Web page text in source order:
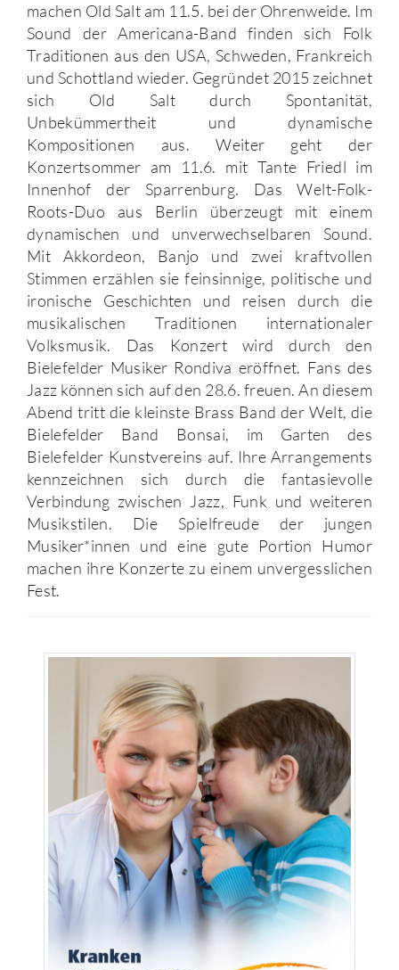
machen Old Salt am 11.5. bei der Ohrenweide. Im
Sound der Americana-Band finden sich Folk
Traditionen aus den USA, Schweden, Frankreich
und Schottland wieder. Gegründet 2015 zeichnet
sich Old Salt durch Spontanität,
Unbekümmertheit und dynamische
Kompositionen aus. Weiter geht der
Konzertsommer am 11.6. mit Tante Friedl im
Innenhof der Sparrenburg. Das Welt-Folk-
Roots-Duo aus Berlin überzeugt mit einem
dynamischen und unverwechselbaren Sound.
Mit Akkordeon, Banjo und zwei kraftvollen
Stimmen erzählen sie feinsinnige, politische und
ironische Geschichten und reisen durch die
musikalischen Traditionen internationaler
Volksmusik. Das Konzert wird durch den
Bielefelder Musiker Rondiva eröffnet. Fans des
Jazz können sich auf den 28.6. freuen. An diesem
Abend tritt die kleinste Brass Band der Welt, die
Bielefelder Band Bonsai, im Garten des
Bielefelder Kunstvereins auf. Ihre Arrangements
kennzeichnen sich durch die fantasievolle
Verbindung zwischen Jazz, Funk und weiteren
Musikstilen. Die Spielfreude der jungen
Musiker*innen und eine gute Portion Humor
machen ihre Konzerte zu einem unvergesslichen
Fest.